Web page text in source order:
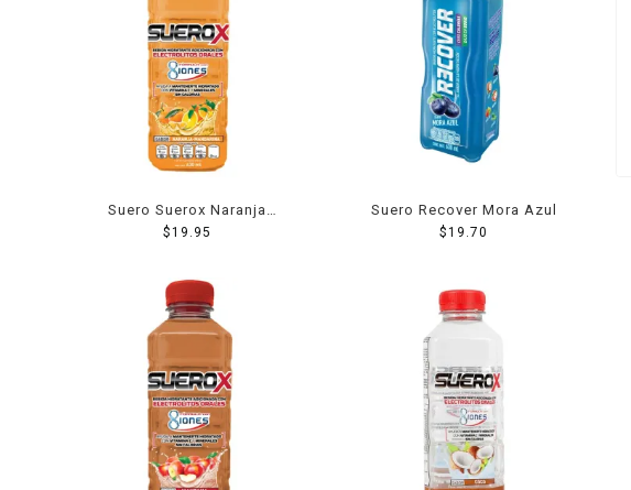
Suero Suerox Naranja
Mandarina 630 Ml
$19.95
Suero Recover Mora Azul
$19.70